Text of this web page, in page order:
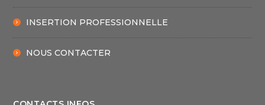
INSERTION PROFESSIONNELLE
NOUS CONTACTER